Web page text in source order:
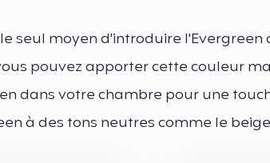
seul moyen d'introduire l'Evergreen
pouvez apporter cette couleur
dans votre chambre pour une
à des tons neutres comme le